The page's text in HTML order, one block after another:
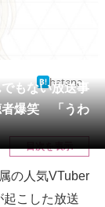
もない放送事
者爆笑 「うわ
hatena
目次を表示
の人気VTuber
起こした放送